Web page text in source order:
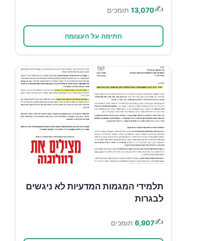
✍️
13,070 תומכים
חתימה על העצומה
תלמידי המגמות המדעיות לא ניגשים
לבגרות
✍️
6,907 תומכים